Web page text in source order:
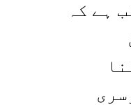
ہے کہ